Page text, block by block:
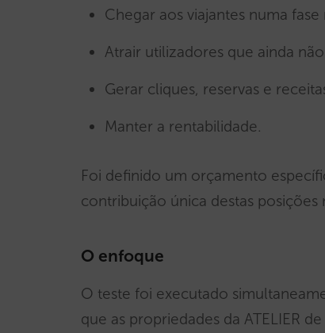
Chegar aos viajantes numa
Atrair utilizadores que ainda
Gerar cliques, reservas e
Manter a rentabilidade.
Foi definido um orçamento
contribuição única destas
O enfoque
O teste foi executado
que as propriedades da ATELIER